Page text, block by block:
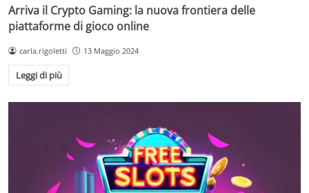
Arriva il Crypto Gaming: la nuova frontiera delle
piattaforme di gioco online
carla.rigoletti 13 Maggio 2024
Leggi di più